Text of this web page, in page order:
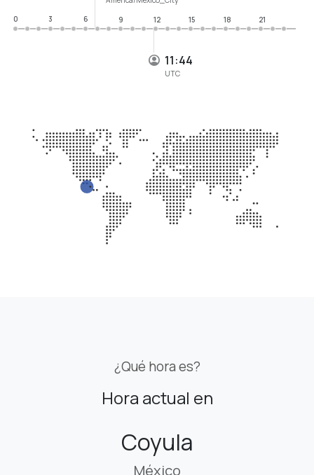
11:44
UTC
0
3 6 9 12 15 18 21
¿Qué hora es?
Hora actual en
Coyula
México